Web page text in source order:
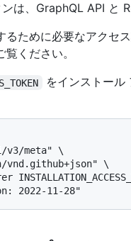
は、GraphQL API と
るために必要なアクセ
覧ください。
をインストール
v3/meta" \
vnd.github+json" \